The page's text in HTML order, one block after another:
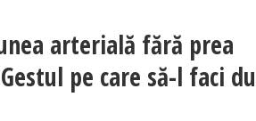
arterială fără prea
pe care să-l faci